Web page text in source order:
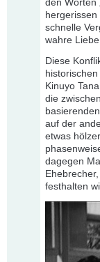
den Worten
schnelle
wahre
Diese
Kinuyo
die
auf der
etwas
dagegen
festhalten